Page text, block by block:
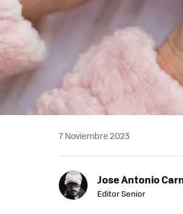
7 Noviembre 2023
Jose Antonio
Editor Senior